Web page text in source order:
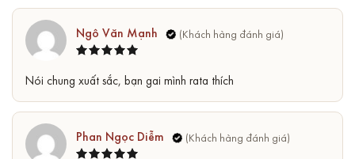
hạng5 5
Ngô Văn Mạnh
Nói chung xuất sắc, bạn gai mình rata thích
Phan Ngọc Diễm